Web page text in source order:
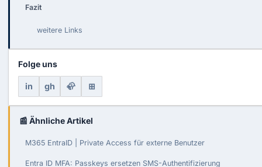
Fazit
weitere Links
Folge uns
in gh 🦣 ⊞
📰 Ähnliche Artikel
M365 EntraID | Private Access für externe Benutzer
Entra ID MFA: Passkeys ersetzen SMS-Authentifizierung